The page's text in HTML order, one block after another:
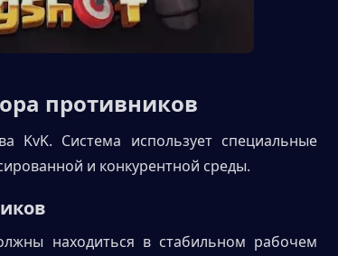
противников
KvK. Система использует специальные
и конкурентной среды.
находиться в стабильном рабочем